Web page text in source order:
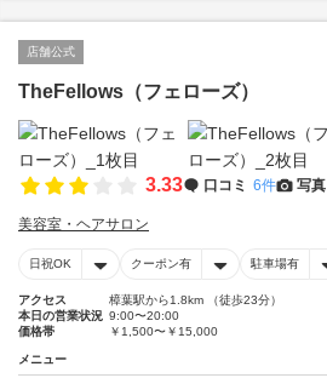
店舗公式
TheFellows（フェローズ）
3.33 口コミ 6件 写真
美容室・ヘアサロン
日祝OK クーポン有 駐車場有
アクセス
樟葉駅から1.8km （徒歩23分）
本日の営業状況 9:00〜20:00
価格帯
￥1,500〜￥15,000
メニュー